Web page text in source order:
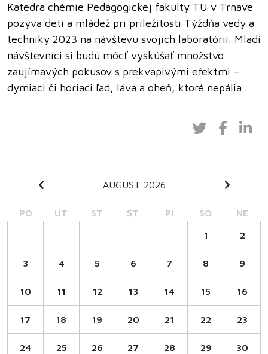
Katedra chémie Pedagogickej fakulty TU v Trnave
pozýva deti a mládež pri príležitosti Týždňa vedy a
techniky 2023 na návštevu svojich laboratórií. Mladí
návštevníci si budú môcť vyskúšať množstvo
zaujímavých pokusov s prekvapivými efektmi –
dymiaci či horiaci ľad, láva a oheň, ktoré nepália…
AUGUST 2026
PO UT ST ŠT PI SO NE
1 2
3 4 5 6 7 8 9
10 11 12 13 14 15 16
17 18 19 20 21 22 23
24 25 26 27 28 29 30